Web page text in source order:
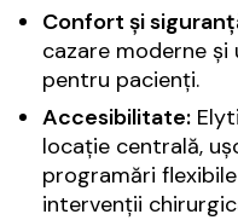
Confort și
cazare moderne
pentru pacienți.
Accesibilitate:
locație centrală,
programări
intervenții